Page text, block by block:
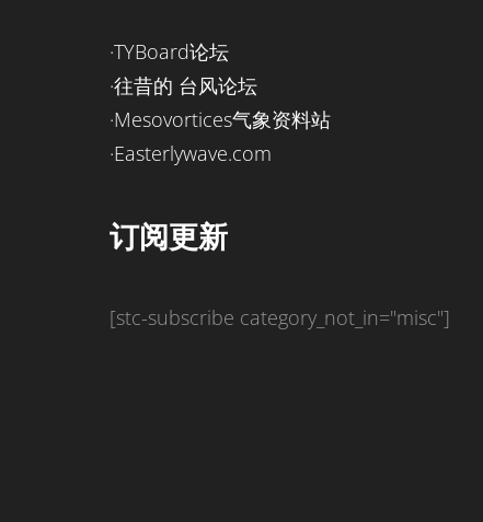
·TYBoard论坛
·往昔的 台风论坛
·Mesovortices气象资料站
·Easterlywave.com
订阅更新
[stc-subscribe category_not_in="misc"]